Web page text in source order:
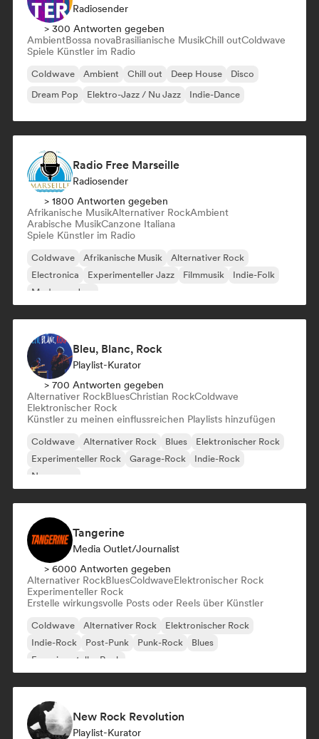
Radiosender
> 300 Antworten gegeben
AmbientBossa novaBrasilianische MusikChill outColdwave
Spiele Künstler im Radio
Coldwave Ambient Chill out Deep House
Disco
Dream Pop
Elektro-Jazz / Nu Jazz Indie-Dance
Radio Free Marseille
Radiosender
> 1800 Antworten gegeben
Afrikanische MusikAlternativer RockAmbient
Arabische MusikCanzone Italiana
Spiele Künstler im Radio
Coldwave Afrikanische Musik
Alternativer Rock
Electronica
Experimenteller Jazz Filmmusik
Indie-Folk
Moderner Jazz
Bleu, Blanc, Rock
Playlist-Kurator
> 700 Antworten gegeben
Alternativer RockBluesChristian RockColdwave
Elektronischer Rock
Künstler zu meinen einflussreichen Playlists hinzufügen
Coldwave Alternativer Rock Blues
Elektronischer Rock
Experimenteller Rock
Garage-Rock
Indie-Rock
New wave
Tangerine
Media Outlet/Journalist
> 6000 Antworten gegeben
Alternativer RockBluesColdwaveElektronischer Rock
Experimenteller Rock
Erstelle wirkungsvolle Posts oder Reels über Künstler
Coldwave Alternativer Rock
Elektronischer Rock
Indie-Rock
Post-Punk Punk-Rock
Blues
Experimenteller Rock
New Rock Revolution
Playlist-Kurator